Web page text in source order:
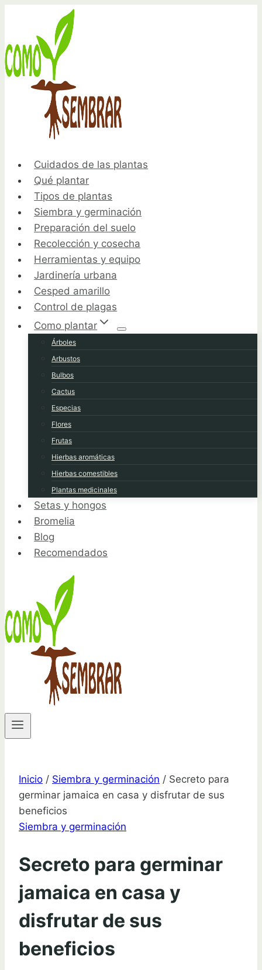
contenido
Cuidados de las plantas
Qué plantar
Tipos de plantas
Siembra y germinación
Preparación del suelo
Recolección y cosecha
Herramientas y equipo
Jardinería urbana
Cesped amarillo
Control de plagas
Como plantar
Árboles
Arbustos
Bulbos
Cactus
Especias
Flores
Frutas
Hierbas aromáticas
Hierbas comestibles
Plantas medicinales
Setas y hongos
Bromelia
Blog
Recomendados
Inicio / Siembra y germinación / Secreto para
germinar jamaica en casa y disfrutar de sus
beneficios
Siembra y germinación
Secreto para germinar
jamaica en casa y
disfrutar de sus
beneficios